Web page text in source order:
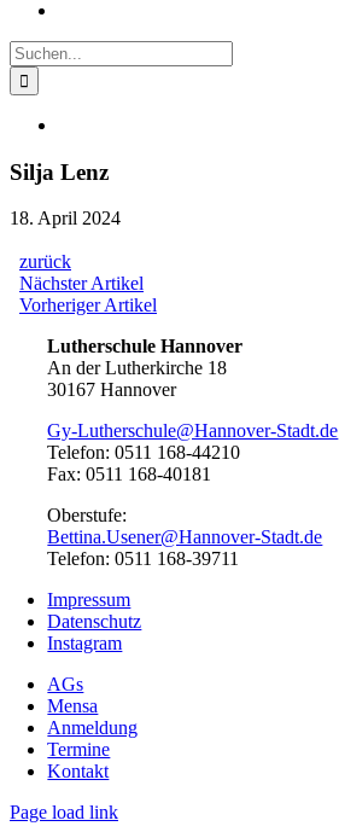
Suche
nach:
Bild
Silja Lenz
18. April 2024
zurück
Beitragsnavigation
Nächster Artikel
Artikel:
Vorheriger Artikel
Lutherschule Hannover
An der Lutherkirche 18
30167 Hannover
Gy-Lutherschule@Hannover-Stadt.de
Telefon: 0511 168-44210
Fax: 0511 168-40181
Oberstufe:
Bettina.Usener@Hannover-Stadt.de
Telefon: 0511 168-39711
Impressum
Datenschutz
Instagram
AGs
Mensa
Anmeldung
Termine
Kontakt
Page load link